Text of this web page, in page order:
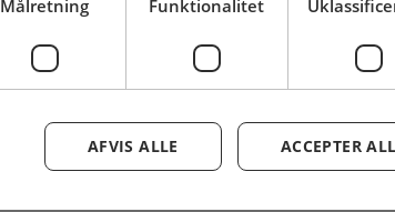
Målretning Funktionalitet
ACCEPTER
AFVIS ALLE